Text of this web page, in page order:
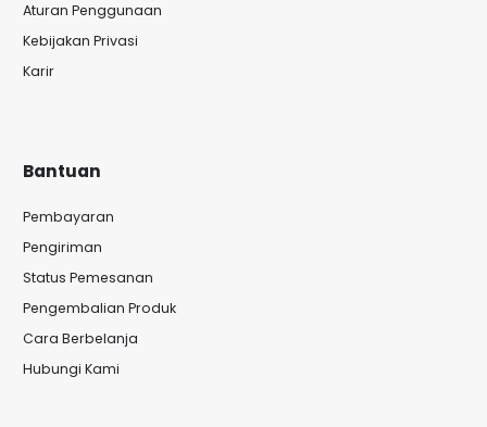
Aturan Penggunaan
Kebijakan Privasi
Karir
Bantuan
Pembayaran
Pengiriman
Status Pemesanan
Pengembalian Produk
Cara Berbelanja
Hubungi Kami